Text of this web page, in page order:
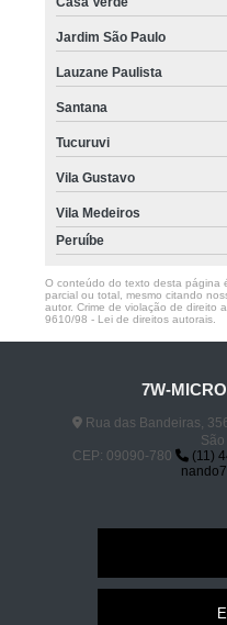
Jardim São Paulo
Lauzane Paulista
Santana
Tucuruvi
Vila Gustavo
Vila Medeiros
Peruíbe
O conteúdo do texto desta página
parcial ou total, mesmo citando
autor. Crime de violação de direito
9610/98 - Lei de direitos autorais
7W-
Rua das Bandeiras,
CEP: 09090-780
(11)